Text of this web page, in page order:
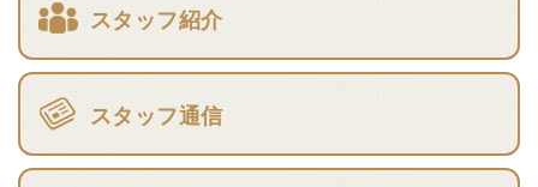
スタッフ紹介
スタッフ通信